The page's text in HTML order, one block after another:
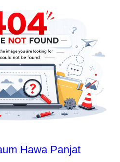
Hawa Panjat